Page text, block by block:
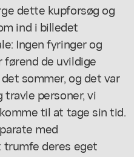
dette kupforsøg og
ind i billedet
Ingen fyringer og
førend de uvildige
sommer, og det var
personer, vi
til at tage sin tid.
med
trumfe deres eget